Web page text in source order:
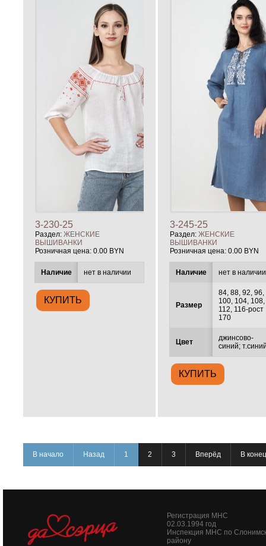
3-230-25
Раздел: ЖЕНСКИЕ
ВЫШИВАНКИ
Розничная цена: 0.00 BYN
Наличие нет в наличии
3-245-25
Раздел:ЖЕНСКИЕ
ВЫШИВАНКИ
Розничная цена:0.00 BYN
Наличие нет в наличии
Размер
84, 88, 92, 96,
100, 104, 108,
112, 116-рост
170
Цвет
джинсово-
синий;
В начало Назад 1 2 3 Вперёд В конец
Регистрация МНС
02.03.1994 год
Инспекция МНС по
району